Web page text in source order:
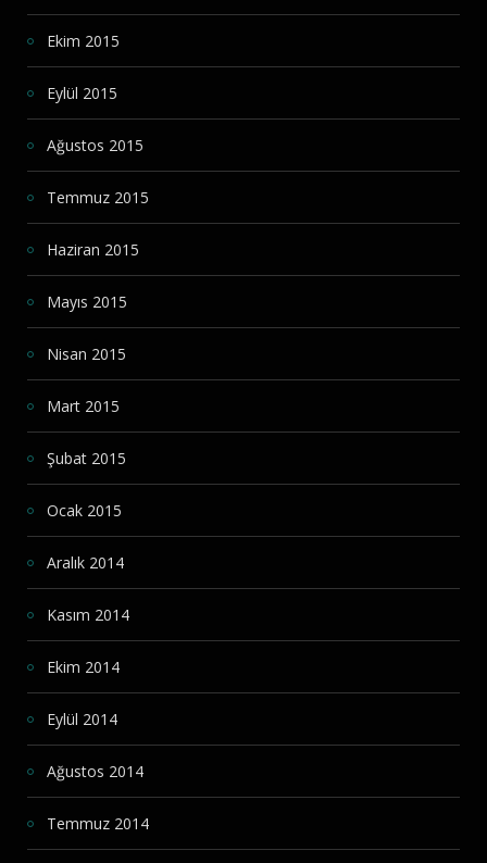
Ekim 2015
Eylül 2015
Ağustos 2015
Temmuz 2015
Haziran 2015
Mayıs 2015
Nisan 2015
Mart 2015
Şubat 2015
Ocak 2015
Aralık 2014
Kasım 2014
Ekim 2014
Eylül 2014
Ağustos 2014
Temmuz 2014